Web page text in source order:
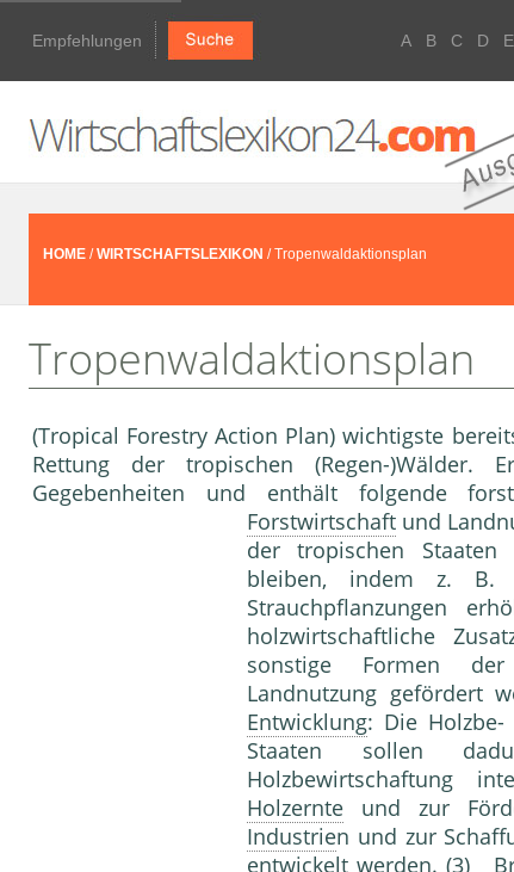
Empfehlungen A B C D E
HOME /WIRTSCHAFTSLEXIKON / Tropenwaldaktionsplan
Tropenwaldaktionsplan
(Tropical Forestry Action Plan) wichtigste
Rettung der tropischen (Regen-
Gegebenheiten und enthält folgende
Forstwirtschaft und
der tropischen
bleiben, indem z. B.
Strauchpflanzungen
holzwirtschaftliche
sonstige Formen der
Landnutzung gefördert
Entwicklung: Die
Staaten sollen
Holzbewirtschaftung
Holzernte und zur
Industrien und zur
entwickelt werden. (3)